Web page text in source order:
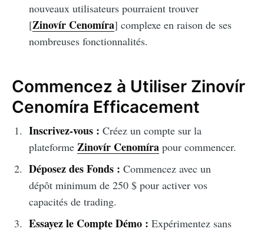
nouveaux utilisateurs pourraient trouver
[Zinovír Cenomíra] complexe en raison de ses
nombreuses fonctionnalités.
Commencez à Utiliser Zinovír
Cenomíra Efficacement
Inscrivez-vous : Créez un compte sur la
plateforme Zinovír Cenomírapour commencer.
Déposez des Fonds : Commencez avec un
dépôt minimum de 250 $ pour activer vos
capacités de trading.
Essayez le Compte Démo : Expérimentez sans